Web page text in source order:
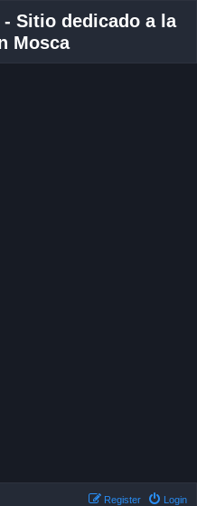
- Sitio dedicado a la
Mosca
Login
Register